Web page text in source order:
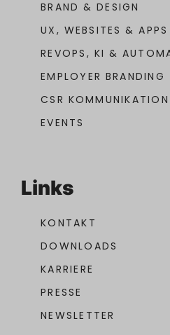
BRAND & DESIGN
UX, WEBSITES & APPS
REVOPS, KI &
EMPLOYER BRANDING
CSR KOMMUNIKATION
EVENTS
Links
KONTAKT
DOWNLOADS
KARRIERE
PRESSE
NEWSLETTER